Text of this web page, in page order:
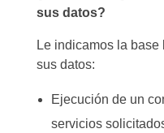
sus datos?
Le indicamos la
sus datos:
Ejecución de un
servicios